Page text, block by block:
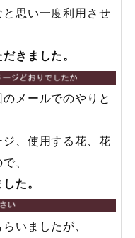
思い一度利用させ
きました。
メールでのやりと
、使用する花、花
、
た。
いましたが、